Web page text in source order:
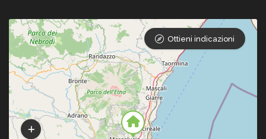
Ottieni indicazioni